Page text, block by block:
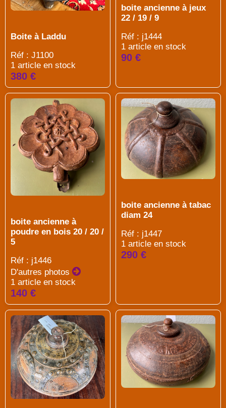
Boite à Laddu
Réf : J1100
1 article en stock
380 €
boite ancienne à jeux
22 / 19 / 9
Réf : j1444
1 article en stock
90 €
boite ancienne à
poudre en bois 20 / 20 /
5
Réf : j1446
D'autres photos
1 article en stock
140 €
boite ancienne à tabac
diam 24
Réf : j1447
1 article en stock
290 €